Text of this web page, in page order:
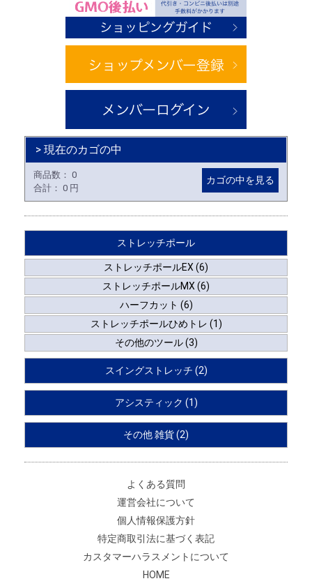
> 現在のカゴの中
商品数： 0
合計： 0 円
カゴの中を見る
ストレッチポール
ストレッチポールEX (6)
ストレッチポールMX (6)
ハーフカット (6)
ストレッチポールひめトレ (1)
その他のツール (3)
スイングストレッチ (2)
アシスティック (1)
その他 雑貨 (2)
よくある質問
運営会社について
個人情報保護方針
特定商取引法に基づく表記
カスタマーハラスメントについて
HOME